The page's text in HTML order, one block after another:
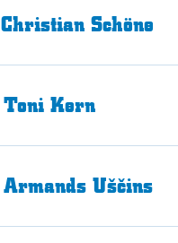
Christian Schöne
Toni Kern
Armands Uščins